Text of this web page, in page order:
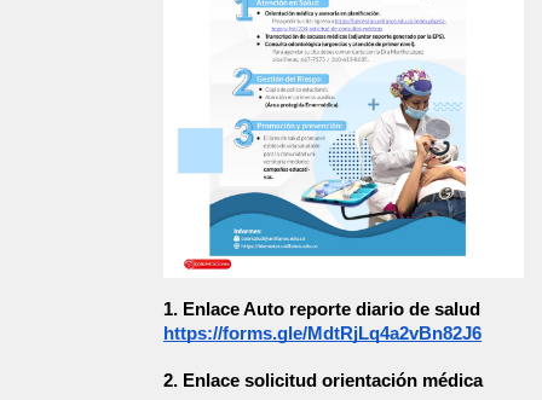
https://forms.gle/MdtRjLq4a2vBn82J6
2. Enlace solicitud orientación médica